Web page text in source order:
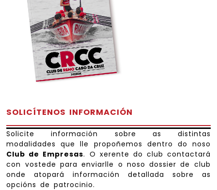
SOLICÍTENOS INFORMACIÓN
Solicite información sobre as distintas
modalidades que lle propoñemos dentro do noso
Club de Empresas. O xerente do club contactará
con vostede para enviarlle o noso dossier de club
onde atopará información detallada sobre as
opcións de patrocinio.